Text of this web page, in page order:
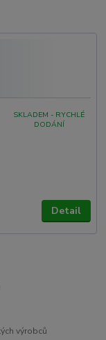
SKLADEM - RYCHLÉ
DODÁNÍ
Detail
výrobců